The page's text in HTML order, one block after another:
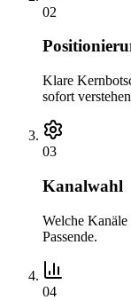
02
Klare
sofort
03
Kanalwahl
Welche Kanäle
Passende.
04